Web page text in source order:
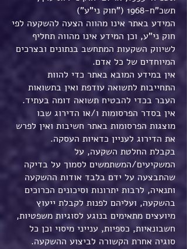
תשכ"ח-1968 ("חוק ני"ע")
המידע באתר אינו מהווה הצעה להשקעה לפי
חוק ני"ע, וכן המידע אינו מהווה תחליף
לשיווק השקעות המתחשב בנתונים ובצרכים
המיוחדים של כל אדם.
אין במידע המובא באתר כדי להוות
התחייבות לתשואה עודפת ואין בתשואות
העבר בכדי להבטיח תשואה דומה בעתיד.
אין בסדר הפרסומות ו/או הדירוג שבו
מוצגות הפרסומות באתר חשיבות ואין לפרש
את הדירוג לעניין כדאיות העסקה.
בקבלת החלטת השקעה, על
המשקיעים/המשתמשים לסמוך על בדיקה
שהתבצעה על ידם בלבד אודות ההשקעה
ותנאיה, לרבות יתרונות וסיכונים הכרוכים
בהשקעה, ועליהם לפנות לקבלת ייעוץ
מיועצים מתאימים בנוגע לסוגיות משפטיות,
חשבונאיות, כספיות, ענייני מיסוי וכן כל
סוגיה אחרת הקשורה לביצוע ההשקעה.